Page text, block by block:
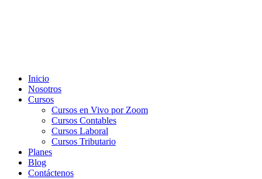
Inicio
Nosotros
Cursos
Cursos en Vivo por Zoom
Cursos Contables
Cursos Laboral
Cursos Tributario
Planes
Blog
Contáctenos